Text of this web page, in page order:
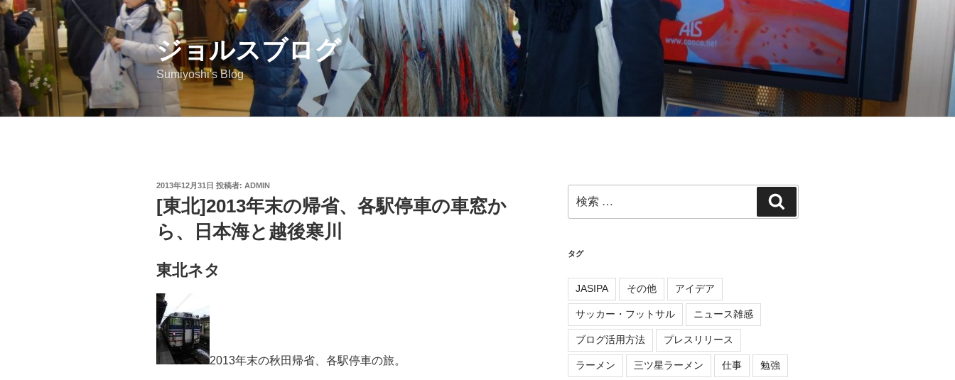
コ
ツ
へ
ジョルスブログ
Sumiyoshi's Blog
投
稿
日:
2013年12月31日 投稿者: ADMIN
[東北]2013年末の帰省、各駅停車の車窓か
ら、日本海と越後寒川
東北ネタ
2013年末の秋田帰省、各駅停車の旅。
索:
索
タグ
JASIPA その他 アイデア
サッカー・フットサル ニュース雑感
ブログ活用方法 プレスリリース
ラーメン 三ツ星ラーメン 仕事 勉強